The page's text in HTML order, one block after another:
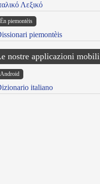
Λεξικό
Ën piemontèis
piemontèis
nostre applicazioni mobili
Android
italiano